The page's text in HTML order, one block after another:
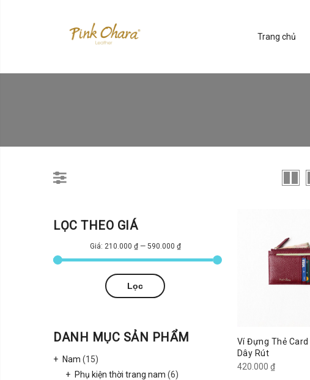
Trang chủ
Ví Đựng Thẻ Card
Dây Rút
420.000 ₫
LỌC THEO GIÁ
Giá
tối
Giá
tối
Lọc
Giá: 210.000 ₫— 590.000 ₫
DANH MỤC SẢN PHẨM
Nam (15)
Phụ kiện thời trang nam (6)